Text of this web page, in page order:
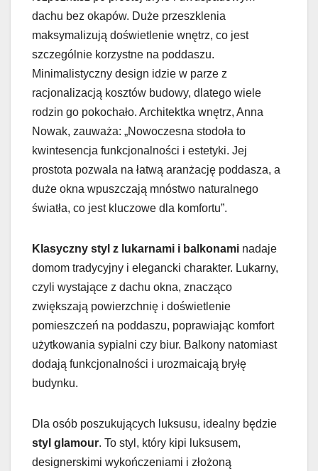
dachu bez okapów. Duże przeszklenia
maksymalizują doświetlenie wnętrz, co jest
szczególnie korzystne na poddaszu.
Minimalistyczny design idzie w parze z
racjonalizacją kosztów budowy, dlatego wiele
rodzin go pokochało. Architektka wnętrz, Anna
Nowak, zauważa: „Nowoczesna stodoła to
kwintesencja funkcjonalności i estetyki. Jej
prostota pozwala na łatwą aranżację poddasza, a
duże okna wpuszczają mnóstwo naturalnego
światła, co jest kluczowe dla komfortu”.
Klasyczny styl z lukarnami i balkonami nadaje
domom tradycyjny i elegancki charakter. Lukarny,
czyli wystające z dachu okna, znacząco
zwiększają powierzchnię i doświetlenie
pomieszczeń na poddaszu, poprawiając komfort
użytkowania sypialni czy biur. Balkony natomiast
dodają funkcjonalności i urozmaicają bryłę
budynku.
Dla osób poszukujących luksusu, idealny będzie
styl glamour. To styl, który kipi luksusem,
designerskimi wykończeniami i złożoną